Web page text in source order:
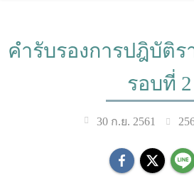
คำรับรองการปฎิบัติร
รอบที่ 2
30 ก.ย. 2561